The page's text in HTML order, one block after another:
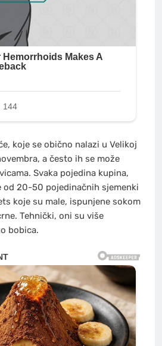
koje se obično nalazi u Velikoj
a često ih se može
Svaka pojedina kupina,
od 20-50 pojedinačnih sjemenki
koje su male, ispunjene sokom
Tehnički, oni su više
bobica.